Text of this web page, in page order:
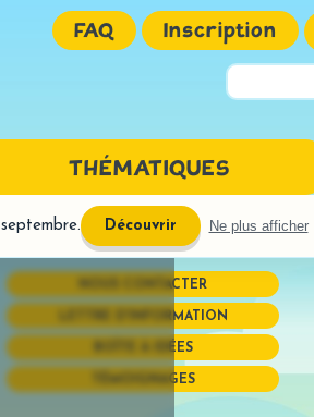
FAQ Inscription
THÉMATIQUES
ÉCRIT
interactives
NOUS CONTACTER
LETTRE D'INFORMATION
BOÎTE À IDÉES
TÉMOIGNAGES
Découvrir Ne plus afficher